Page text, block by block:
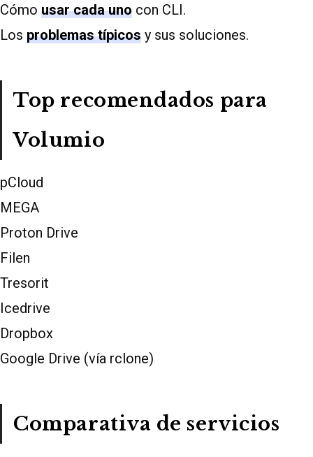
Cómo usar cada uno con CLI.
Los problemas típicos y sus soluciones.
Top recomendados para
Volumio
pCloud
MEGA
Proton Drive
Filen
Tresorit
Icedrive
Dropbox
Google Drive (vía rclone)
Comparativa de servicios